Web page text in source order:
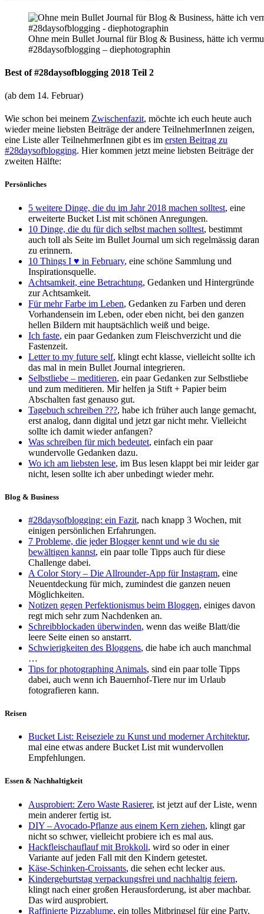
Ohne mein Bullet Journal für Blog & Business, hätte ich
#28daysofblogging – diephotographin
Best of #28daysofblogging 2018 Teil 2
(ab dem 14. Februar)
Wie schon bei meinem Zwischenfazit, möchte ich euch heute auch
wieder meine liebsten Beiträge der andere TeilnehmerInnen zeigen,
eine Liste aller TeilnehmerInnen gibt es im ersten Beitrag zu
#28daysofblogging. Hier kommen jetzt meine liebsten Beiträge der
zweiten Hälfte:
Persönliches
5 weitere Dinge, die du im Jahr 2018 machen solltest, eine
erweiterte Bucket List mit schönen Anregungen.
10 Dinge, die du für dich selbst machen solltest, bestimmt
auch toll als Seite im Bullet Journal um sich regelmässig daran
zu erinnern.
10 Things I ♥ in February, eine schöne Sammlung und
Inspirationsquelle.
Achtsamkeit, eine Betrachtung, Gedanken und Hintergründe
zur Achtsamkeit.
Für mehr Farbe im Leben, Gedanken zu Farben und deren
Vorhandensein im Leben, oder eben nicht, bei den ganzen
hellen Bildern mit hauptsächlich weiß und beige.
Ich faste, ein paar Gedanken zum Fleischverzicht und die
Fastenzeit.
Letter to my future self, klingt echt klasse, vielleicht sollte ich
das mal in mein Bullet Journal integrieren.
Selbstliebe – meditieren, ein paar Gedanken zur Selbstliebe
und zum meditieren. Mir helfen ja Stift + Papier beim
Abschalten fast genauso gut.
Tagebuch schreiben ???, habe ich früher auch lange gemacht,
erst analog, dann digital und jetzt gar nicht mehr. Vielleicht
sollte ich damit wieder anfangen?
Was schreiben für mich bedeutet, einfach ein paar
wundervolle Gedanken dazu.
Wo ich am liebsten lese, im Bus lesen klappt bei mir leider gar
nicht, lesen sollte ich aber unbedingt wieder mehr.
Blog & Business
#28daysofblogging: ein Fazit, nach knapp 3 Wochen, mit
einigen persönlichen Erfahrungen.
7 Probleme, die jeder Blogger kennt und wie du sie
bewältigen kannst, ein paar tolle Tipps auch für diese
Challenge dabei.
A Color Story – Die Allrounder-App für Instagram, eine
Neuentdeckung für mich, zumindest die ganzen neuen
Möglichkeiten.
Notizen gegen Perfektionismus beim Bloggen, einiges davon
regt mich sehr zum Nachdenken an.
Schreibblockaden überwinden, wenn das weiße Blatt/die
leere Seite einen so anstarrt.
Schwierigkeiten des Bloggens, die habe ich auch manchmal
…
Tips for photographing Animals, sind ein paar tolle Tipps
dabei, auch wenn ich Bauernhof-Tiere nur im Urlaub
fotografieren kann.
Reisen
Bucket List: Reiseziele zu Kunst und moderner Architektur,
mal eine etwas andere Bucket List mit wundervollen
Empfehlungen.
Essen & Nachhaltigkeit
Ausprobiert: Zero Waste Rasierer, ist jetzt auf der Liste, wenn
mein anderer fertig ist.
DIY – Avocado-Pflanze aus einem Kern ziehen, klingt gar
nicht so schwer, vielleicht probiere ich es mal aus.
Hackfleischauflauf mit Brokkoli, wird so oder in einer
Variante auf jeden Fall mit den Kindern getestet.
Käse-Schinken-Croissants, die sehen echt lecker aus.
Kindergeburtstag verpackungsfrei und nachhaltig feiern,
klingt nach einer großen Herausforderung, ist aber machbar.
Das wird ausprobiert.
Raffinierte Pizzablume, ein tolles Mitbringsel für eine Party.